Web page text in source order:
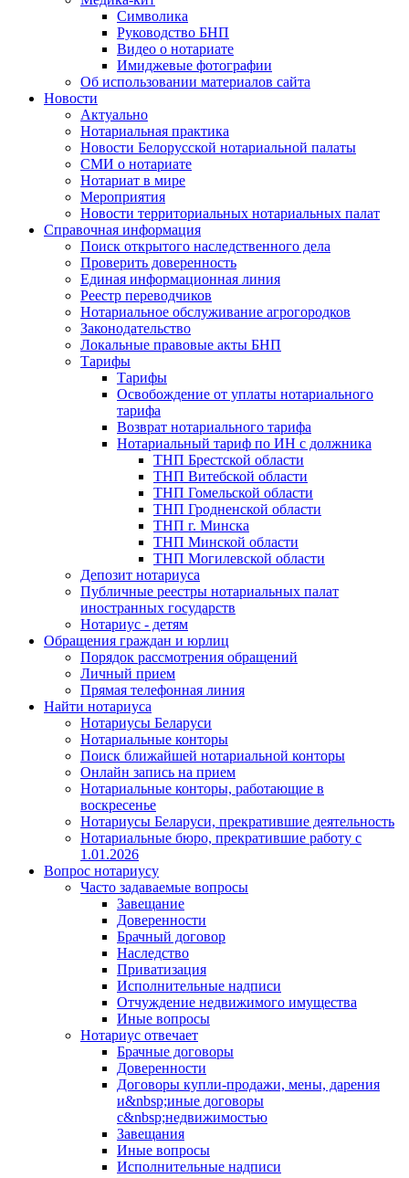
Символика
Руководство БНП
Видео о нотариате
Имиджевые фотографии
Об использовании материалов сайта
Новости
Актуально
Нотариальная практика
Новости Белорусской нотариальной палаты
СМИ о нотариате
Нотариат в мире
Мероприятия
Новости территориальных нотариальных палат
Справочная информация
Поиск открытого наследственного дела
Проверить доверенность
Единая информационная линия
Реестр переводчиков
Нотариальное обслуживание агрогородков
Законодательство
Локальные правовые акты БНП
Тарифы
Тарифы
Освобождение от уплаты нотариального
тарифа
Возврат нотариального тарифа
Нотариальный тариф по ИН с должника
ТНП Брестской области
ТНП Витебской области
ТНП Гомельской области
ТНП Гродненской области
ТНП г. Минска
ТНП Минской области
ТНП Могилевской области
Депозит нотариуса
Публичные реестры нотариальных палат
иностранных государств
Нотариус - детям
Обращения граждан и юрлиц
Порядок рассмотрения обращений
Личный прием
Прямая телефонная линия
Найти нотариуса
Нотариусы Беларуси
Нотариальные конторы
Поиск ближайшей нотариальной конторы
Онлайн запись на прием
Нотариальные конторы, работающие в
воскресенье
Нотариусы Беларуси, прекратившие деятельность
Нотариальные бюро, прекратившие работу с
1.01.2026
Вопрос нотариусу
Часто задаваемые вопросы
Завещание
Доверенности
Брачный договор
Наследство
Приватизация
Исполнительные надписи
Отчуждение недвижимого имущества
Иные вопросы
Нотариус отвечает
Брачные договоры
Доверенности
Договоры купли-продажи, мены, дарения
и&nbsp;иные договоры
с&nbsp;недвижимостью
Завещания
Иные вопросы
Исполнительные надписи